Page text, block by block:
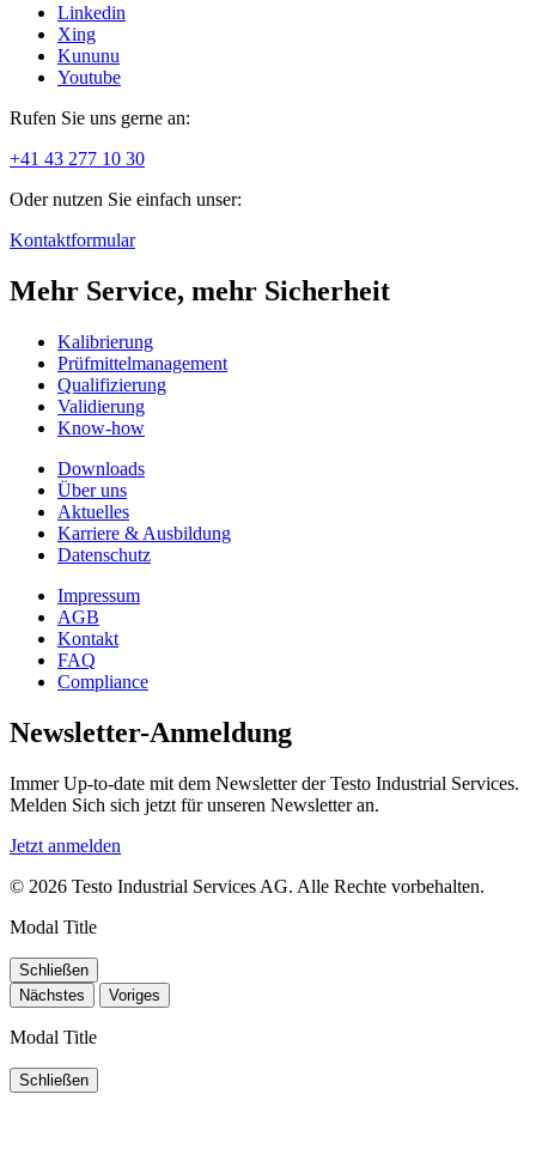
Linkedin
Xing
Kununu
Youtube
Rufen Sie uns gerne an:
+41 43 277 10 30
Oder nutzen Sie einfach unser:
Kontaktformular
Mehr Service, mehr Sicherheit
Kalibrierung
Prüfmittelmanagement
Qualifizierung
Validierung
Know-how
Downloads
Über uns
Aktuelles
Karriere & Ausbildung
Datenschutz
Impressum
AGB
Kontakt
FAQ
Compliance
Newsletter-Anmeldung
Immer Up-to-date mit dem Newsletter der Testo Industrial Services.
Melden Sich sich jetzt für unseren Newsletter an.
Jetzt anmelden
© 2026 Testo Industrial Services AG. Alle Rechte vorbehalten.
Modal Title
Schließen
Nächstes
Voriges
Modal Title
Schließen